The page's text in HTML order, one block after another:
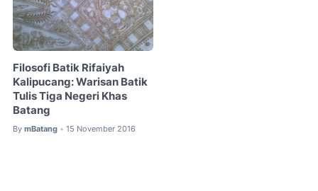
Filosofi Batik Rifaiyah
Kalipucang: Warisan Batik
Tulis Tiga Negeri Khas
Batang
By mBatang • 15 November 2016